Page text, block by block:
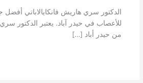
الدكتور سري هاريش فانكايالاباتي أفضل
للأعصاب في حيدر آباد. يعتبر الدكتور سري
من حيدر أباد […]